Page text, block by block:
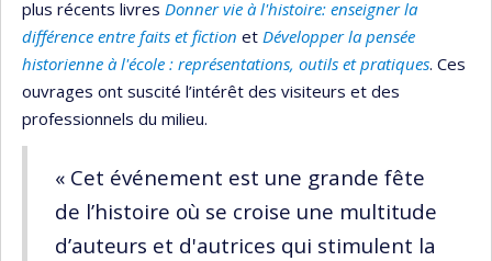
plus récents livres Donner vie à l'histoire: enseigner la
différence entre faits et fiction et Développer la pensée
historienne à l'école : représentations, outils et pratiques. Ces
ouvrages ont suscité l’intérêt des visiteurs et des
professionnels du milieu.
« Cet événement est une grande fête
de l’histoire où se croise une multitude
d’auteurs et d'autrices qui stimulent la